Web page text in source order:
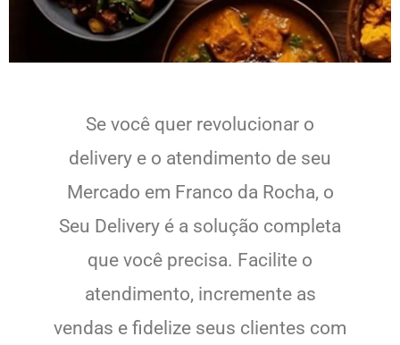
Se você quer revolucionar o
delivery e o atendimento de seu
Mercado em Franco da Rocha, o
Seu Delivery é a solução completa
que você precisa. Facilite o
atendimento, incremente as
vendas e fidelize seus clientes com